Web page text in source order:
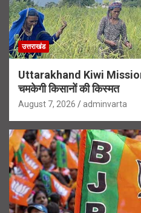
उत्तराखंड
Uttarakhand Kiwi
चमकेगी किसानों की किस्मत
August 7, 2026 adminvarta